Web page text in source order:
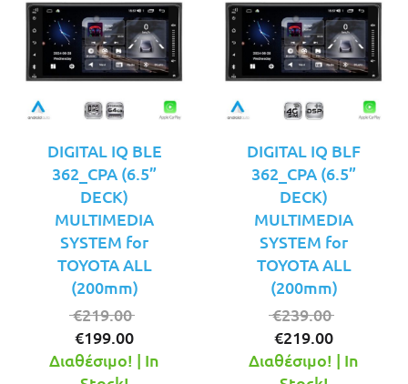
DIGITAL IQ BLE
362_CPA (6.5”
DECK)
MULTIMEDIA
SYSTEM for
TOYOTA ALL
(200mm)
€219.00
was:
€199.00
τρέχουσα
Διαθέσιμο! | In
DIGITAL IQ BLF
362_CPA (6.5”
DECK)
MULTIMEDIA
SYSTEM for
TOYOTA ALL
(200mm)
€239.00
was:
€219.00
τρέχουσα
Διαθέσιμο! | In